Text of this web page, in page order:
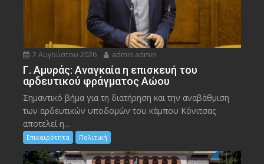
7 Αυγούστου 2026 admin admin
Γ. Αμυράς: Αναγκαία η επισκευή του
αρδευτικού φράγματος Αώου
Σημαντικό βήμα για τη διατήρηση και την αναβάθμιση
των αρδευτικών υποδομών του κάμπου Κόνιτσας
αποτελεί η...
Επικαιρότητα Πολιτική